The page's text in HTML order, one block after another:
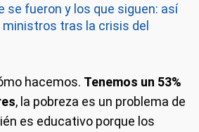
se fueron y los que siguen: así
ministros tras la crisis del
hacemos. Tenemos un 53%
, la pobreza es un problema de
es educativo porque los